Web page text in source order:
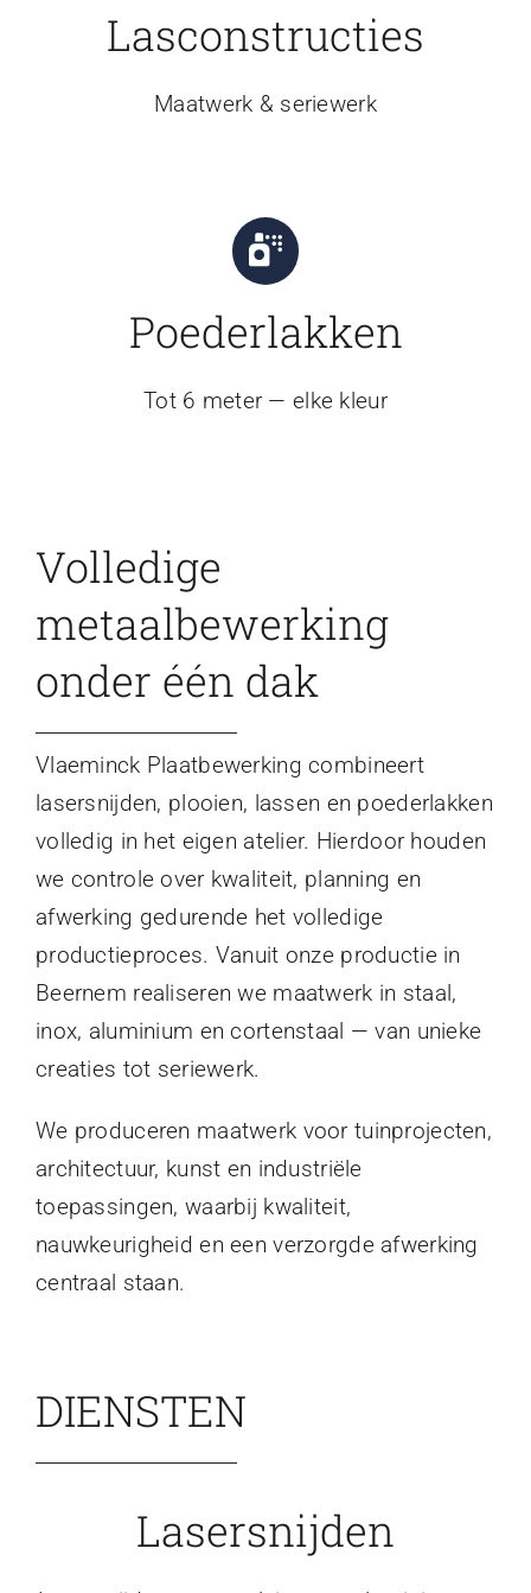
Lasconstructies
Maatwerk & seriewerk
Poederlakken
Tot 6 meter — elke kleur
Volledige
metaalbewerking
onder één dak
Vlaeminck Plaatbewerking combineert
lasersnijden, plooien, lassen en poederlakken
volledig in het eigen atelier. Hierdoor houden
we controle over kwaliteit, planning en
afwerking gedurende het volledige
productieproces. Vanuit onze productie in
Beernem realiseren we maatwerk in staal,
inox, aluminium en cortenstaal — van unieke
creaties tot seriewerk.
We produceren maatwerk voor tuinprojecten,
architectuur, kunst en industriële
toepassingen, waarbij kwaliteit,
nauwkeurigheid en een verzorgde afwerking
centraal staan.
DIENSTEN
Lasersnijden